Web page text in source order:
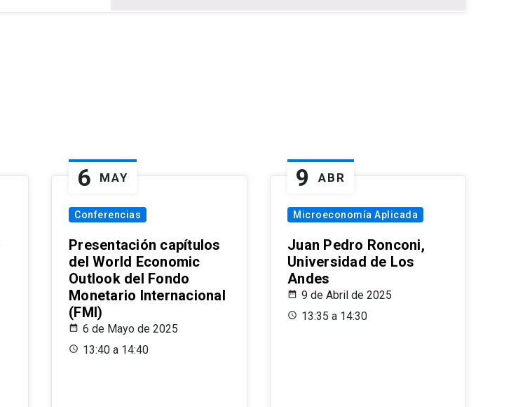
6 MAY
Conferencias
Presentación capítulos
del World Economic
Outlook del Fondo
Monetario Internacional
(FMI)
6 de Mayo de 2025
13:40 a 14:40
9 ABR
Microeconomía Aplicada
Juan Pedro Ronconi,
Universidad de Los
Andes
9 de Abril de 2025
13:35 a 14:30